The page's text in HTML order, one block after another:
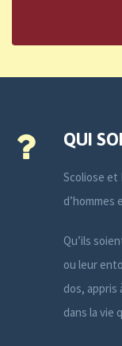
QUI
Scoliose et
Qu’ils
ou leur
dos,
dans la vie